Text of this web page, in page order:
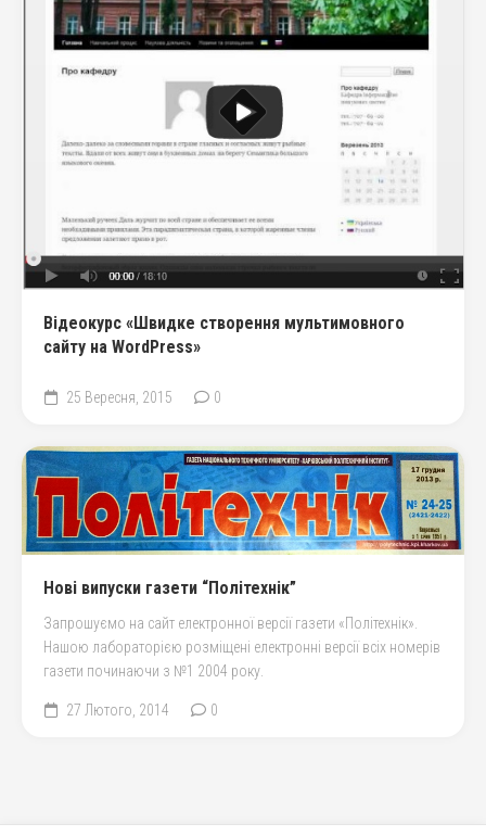
Відеокурс «Швидке створення мультимовного
сайту на WordPress»
25 Вересня, 2015 0
Нові випуски газети “Політехнік”
Запрошуємо на сайт електронної версії газети «Політехнік».
Нашою лабораторією розміщені електронні версії всіх номерів
газети починаючи з №1 2004 року.
27 Лютого, 2014 0